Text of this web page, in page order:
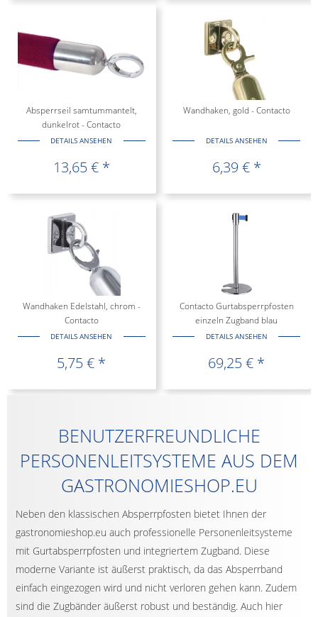
Absperrseil samtummantelt,
dunkelrot - Contacto
DETAILS ANSEHEN
13,65 € *
Wandhaken, gold - Contacto
DETAILS ANSEHEN
6,39 € *
Wandhaken Edelstahl, chrom -
Contacto
DETAILS ANSEHEN
5,75 € *
Contacto Gurtabsperrpfosten
einzeln Zugband blau
DETAILS ANSEHEN
69,25 € *
BENUTZERFREUNDLICHE
PERSONENLEITSYSTEME AUS DEM
GASTRONOMIESHOP.EU
Neben den klassischen Absperrpfosten bietet Ihnen der
gastronomieshop.eu auch professionelle Personenleitsysteme
mit Gurtabsperrpfosten und integriertem Zugband. Diese
moderne Variante ist äußerst praktisch, da das Absperrband
einfach eingezogen wird und nicht verloren gehen kann. Zudem
sind die Zugbänder äußerst robust und beständig. Auch hier